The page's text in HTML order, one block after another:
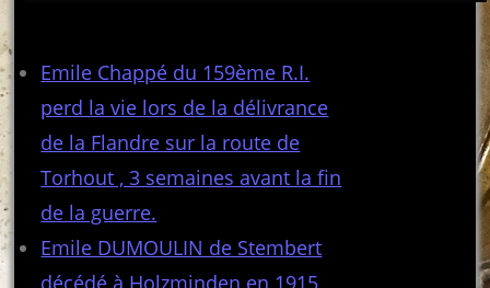
Emile Chappé du 159ème R.I.
perd la vie lors de la délivrance
de la Flandre sur la route de
Torhout , 3 semaines avant la fin
de la guerre.
Emile DUMOULIN de Stembert
décédé à Holzminden en 1915